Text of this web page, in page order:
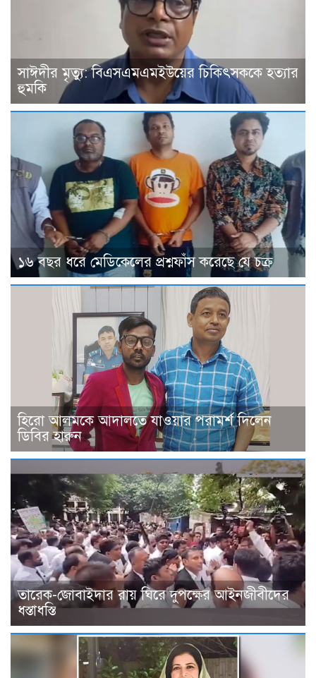
সাঈদীর মৃত্যু: বিএসএমএমইউয়ের চিকিৎসককে হত্যার
হুমকি
১৬ বছর ধরে মেডিকেলের প্রশ্নফাঁস করেছে যে চক্র
হিরো আলমকে আদালতে যাওয়ার পরামর্শ দিলেন
ডিবির হারুন
তারেক-জোবাইদার রায় ঘিরে দুপক্ষের আইনজীবীদের
ধস্তাধস্তি